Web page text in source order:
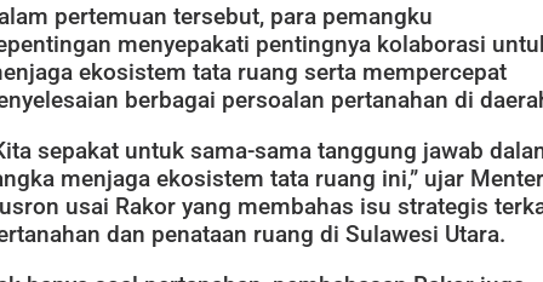
pertemuan tersebut, para pemangku
menyepakati pentingnya kolaborasi
ekosistem tata ruang serta mempercepat
berbagai persoalan pertanahan di
sepakat untuk sama-sama tanggung jawab
menjaga ekosistem tata ruang ini,” ujar
usai Rakor yang membahas isu strategis
dan penataan ruang di Sulawesi Utara.